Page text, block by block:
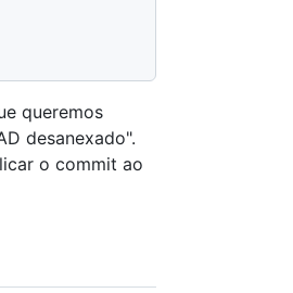
queremos
desanexado".
o commit ao